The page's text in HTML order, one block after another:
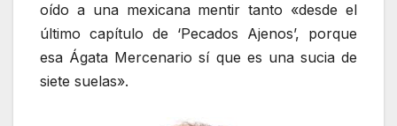
oído a una mexicana mentir tanto «desde el
último capítulo de ‘Pecados Ajenos’, porque
esa Ágata Mercenario sí que es una sucia de
siete suelas».